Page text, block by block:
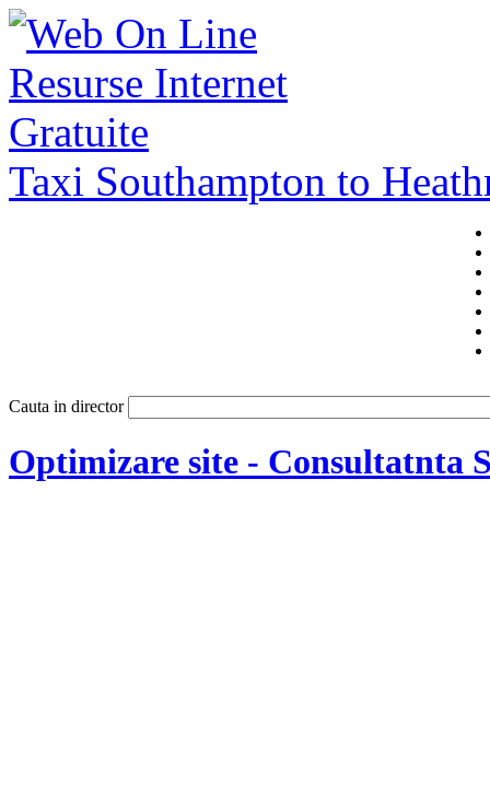
Taxi Southampton to
Cauta in director
Optimizare site - Consultatnta